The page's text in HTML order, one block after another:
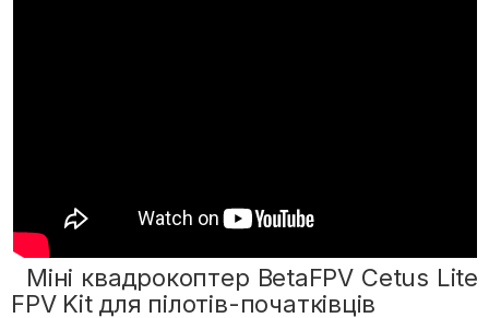
Міні квадрокоптер BetaFPV Cetus Lite
FPV Kit для пілотів-початківців